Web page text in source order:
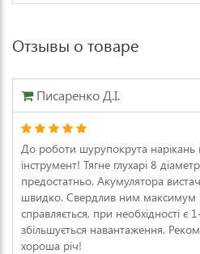
Отзывы о товаре
Писаренко Д.І.
До роботи шурупокрута нарікань
інструмент! Тягне глухарі 8
предостатньо. Акумулятора
швидко. Свердлив ним максимум
справляється, при необхідності
збільшується навантаження.
хороша річ!